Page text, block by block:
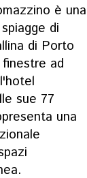
è una
di
di Porto
ad
sue 77
una